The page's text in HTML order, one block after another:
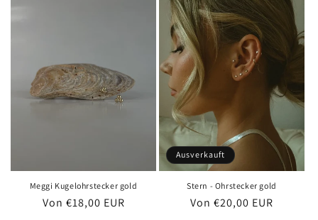
Meggi Kugelohrstecker gold
Normaler
Von €18,00 EUR
Ausverkauft
Stern - Ohrstecker gold
Normaler
Von €20,00 EUR